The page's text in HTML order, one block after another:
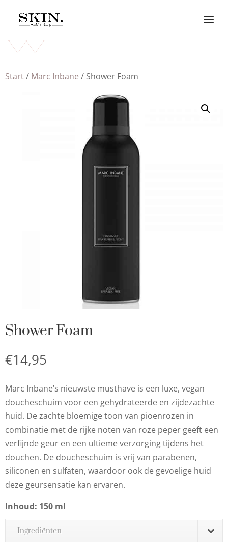
Start/ Marc Inbane / Shower Foam
Shower Foam
€14,95
Marc Inbane’s nieuwste musthave is een luxe, vegan
doucheschuim voor een gehydrateerde en zijdezachte
huid. De zachte bloemige toon van pioenrozen in
combinatie met de rijke noten van roze peper geeft een
verfijnde geur en een ultieme verzorging tijdens het
douchen. De doucheschuim is vrij van parabenen,
siliconen en sulfaten, waardoor ook de gevoelige huid
deze geursensatie kan ervaren.
Inhoud: 150 ml
Ingrediënten